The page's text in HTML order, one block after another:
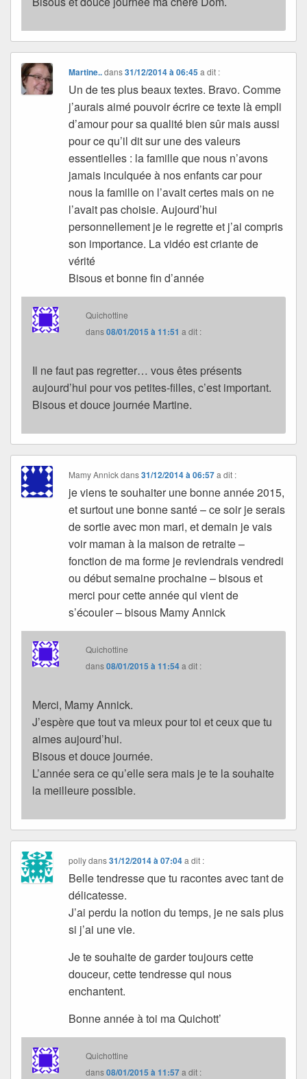
Martine..dans31/12/2014 à 06:45 a dit :
Un de tes plus beaux textes. Bravo. Comme
j’aurais aimé pouvoir écrire ce texte là empli
d’amour pour sa qualité bien sûr mais aussi
pour ce qu’il dit sur une des valeurs
essentielles : la famille que nous n’avons
jamais inculquée à nos enfants car pour
nous la famille on l’avait certes mais on ne
l’avait pas choisie. Aujourd’hui
personnellement je le regrette et j’ai compris
son importance. La vidéo est criante de
vérité
Bisous et bonne fin d’année
Quichottine
dans08/01/2015 à 11:51 a dit :
Il ne faut pas regretter… vous êtes présents
aujourd’hui pour vos petites-filles, c’est important.
Bisous et douce journée Martine.
Mamy Annickdans31/12/2014 à 06:57 a dit :
je viens te souhaiter une bonne année 2015,
et surtout une bonne santé – ce soir je serais
de sortie avec mon mari, et demain je vais
voir maman à la maison de retraite –
fonction de ma forme je reviendrais vendredi
ou début semaine prochaine – bisous et
merci pour cette année qui vient de
s’écouler – bisous Mamy Annick
Quichottine
dans08/01/2015 à 11:54a dit :
Merci, Mamy Annick.
J’espère que tout va mieux pour toi et ceux que tu
aimes aujourd’hui.
Bisous et douce journée.
L’année sera ce qu’elle sera mais je te la souhaite
la meilleure possible.
pollydans31/12/2014 à 07:04 a dit :
Belle tendresse que tu racontes avec tant de
délicatesse.
J’ai perdu la notion du temps, je ne sais plus
si j’ai une vie.
Je te souhaite de garder toujours cette
douceur, cette tendresse qui nous
enchantent.
Bonne année à toi ma Quichott’
Quichottine
dans08/01/2015 à 11:57a dit :